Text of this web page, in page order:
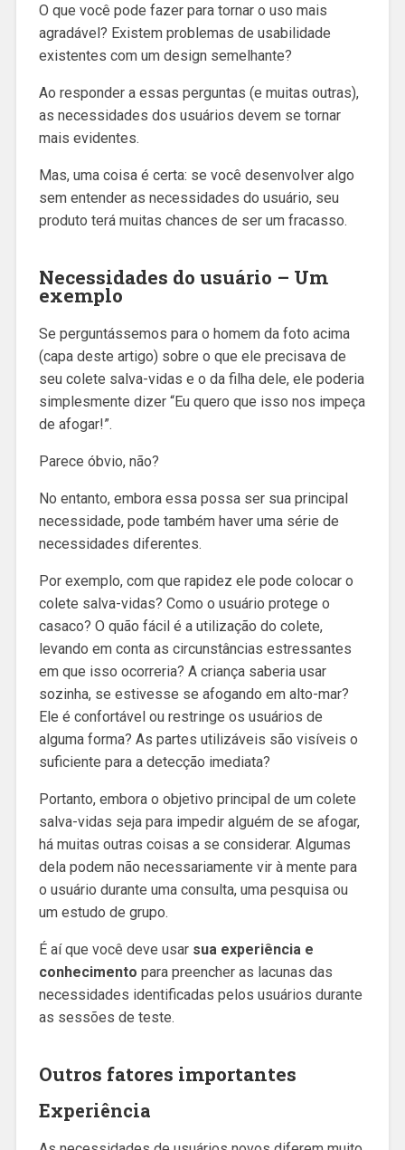
O que você pode fazer para tornar o uso mais
agradável? Existem problemas de usabilidade
existentes com um design semelhante?
Ao responder a essas perguntas (e muitas outras),
as necessidades dos usuários devem se tornar
mais evidentes.
Mas, uma coisa é certa: se você desenvolver algo
sem entender as necessidades do usuário, seu
produto terá muitas chances de ser um fracasso.
Necessidades do usuário – Um
exemplo
Se perguntássemos para o homem da foto acima
(capa deste artigo) sobre o que ele precisava de
seu colete salva-vidas e o da filha dele, ele poderia
simplesmente dizer “Eu quero que isso nos impeça
de afogar!”.
Parece óbvio, não?
No entanto, embora essa possa ser sua principal
necessidade, pode também haver uma série de
necessidades diferentes.
Por exemplo, com que rapidez ele pode colocar o
colete salva-vidas? Como o usuário protege o
casaco? O quão fácil é a utilização do colete,
levando em conta as circunstâncias estressantes
em que isso ocorreria? A criança saberia usar
sozinha, se estivesse se afogando em alto-mar?
Ele é confortável ou restringe os usuários de
alguma forma? As partes utilizáveis são visíveis o
suficiente para a detecção imediata?
Portanto, embora o objetivo principal de um colete
salva-vidas seja para impedir alguém de se afogar,
há muitas outras coisas a se considerar. Algumas
dela podem não necessariamente vir à mente para
o usuário durante uma consulta, uma pesquisa ou
um estudo de grupo.
É aí que você deve usar sua experiência e
conhecimento para preencher as lacunas das
necessidades identificadas pelos usuários durante
as sessões de teste.
Outros fatores importantes
Experiência